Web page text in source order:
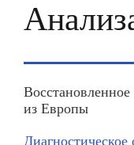
из Европы
Диагностическое